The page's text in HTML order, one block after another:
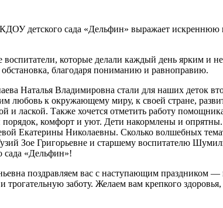
детского сада «Дельфин» выражает искреннюю
которые делали каждый день ярким и
благодаря пониманию и равноправию.
Наталья Владимировна стали для наших деток
любовь к окружающему миру, к своей стране,
и лаской. Также хочется отметить работу
порядок, комфорт и уют. Дети накормлены и опрятны.
Екатерины Николаевны. Сколько волшебных
Зое Григорьевне и старшему воспитателю
сада «Дельфин»!
поздравляем вас с наступающим праздником
заботу. Желаем вам крепкого